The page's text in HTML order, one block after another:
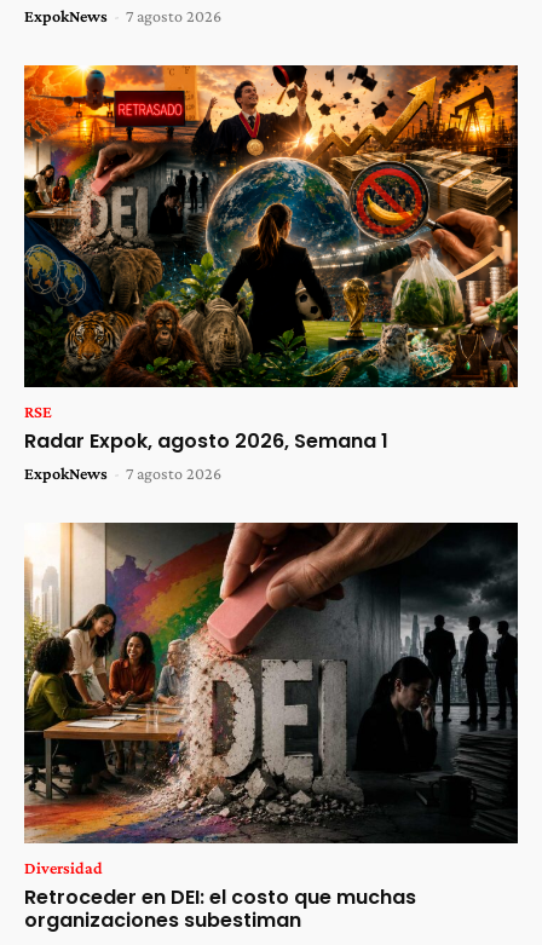
ExpokNews - 7 agosto 2026
RSE
Radar Expok, agosto 2026, Semana 1
ExpokNews - 7 agosto 2026
Diversidad
Retroceder en DEI: el costo que muchas
organizaciones subestiman